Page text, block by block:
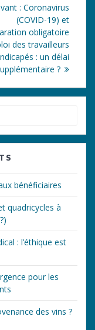
: Article
suivant
:
Coronavirus
(COVID-19) et
obligatoire
des travailleurs
: un délai
?
bénéficiaires
quadricycles à
: l’éthique est
pour les
des vins ?